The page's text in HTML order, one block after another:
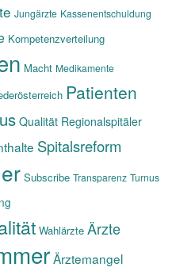
Jungärzte Kassenentschuldung
Kompetenzverteilung
Macht Medikamente
Patienten
Qualität Regionalspitäler
Spitalsreform
Subscribe Transparenz Turnus
Wahlärzte Ärzte
Ärztemangel